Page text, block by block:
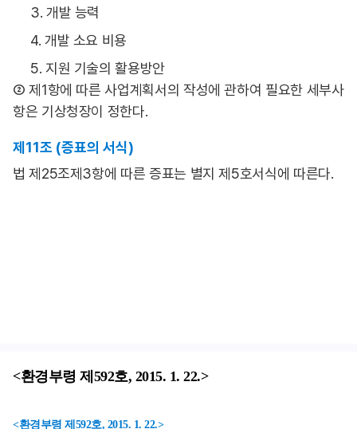
3. 개발 능력
4. 개발 소요 비용
5. 지원 기술의 활용방안
② 제1항에 따른 사업계획서의 작성에 관하여 필요한 세부사
항은 기상청장이 정한다.
제11조 (증표의 서식)
법 제25조제3항에 따른 증표는 별지 제5호서식에 따른다.
<환경부령 제592호, 2015. 1. 22.>
<환경부령 제592호, 2015. 1. 22.>